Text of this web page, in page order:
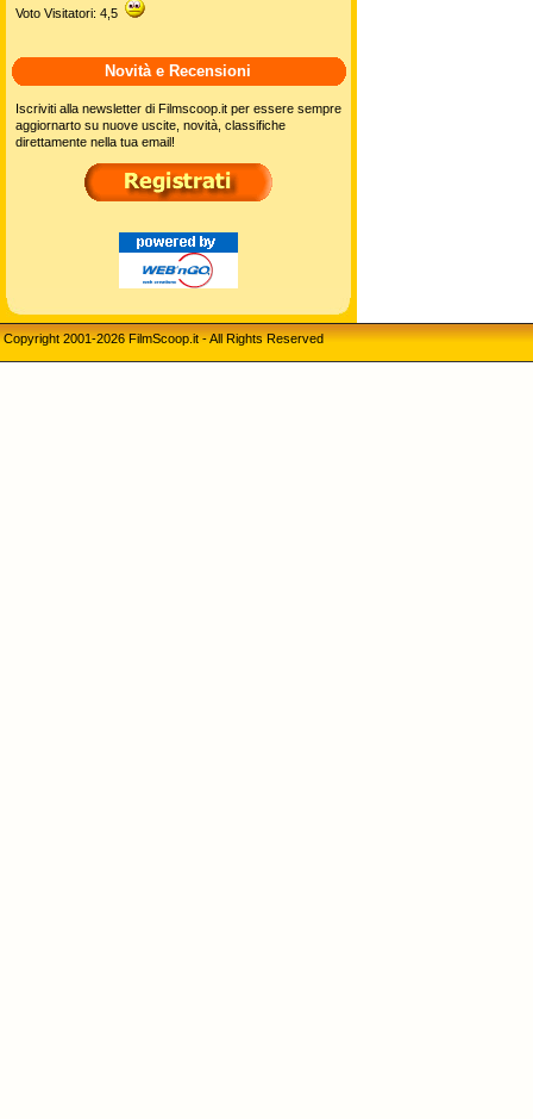
Voto Visitatori: 4,5
Novità e Recensioni
Iscriviti alla newsletter di Filmscoop.it per essere sempre
aggiornarto su nuove uscite, novità, classifiche
direttamente nella tua email!
Copyright 2001-2026 FilmScoop.it - All Rights Reserved